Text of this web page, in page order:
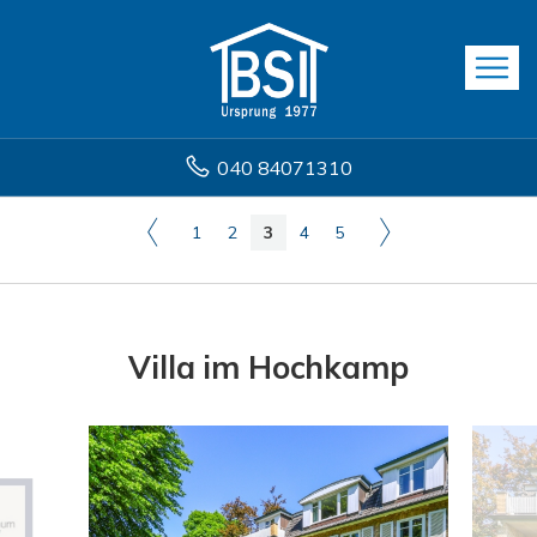
040 84071310
1 2 3 4 5
Villa im Hochkamp